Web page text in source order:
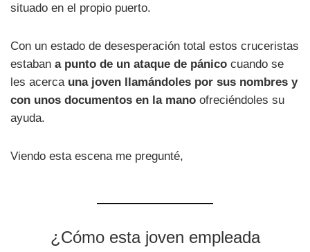
situado en el propio puerto.
Con un estado de desesperación total estos cruceristas
estaban a punto de un ataque de pánico cuando se
les acerca una joven llamándoles por sus nombres y
con unos documentos en la mano ofreciéndoles su
ayuda.
Viendo esta escena me pregunté,
¿Cómo esta joven empleada